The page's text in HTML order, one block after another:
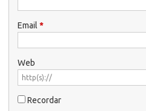
Email *
Web
Recordar